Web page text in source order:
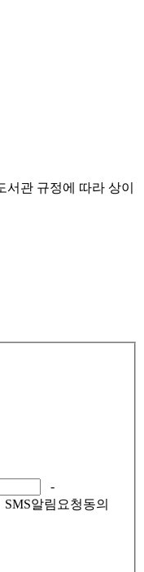
관 규정에 따라 상이
-
SMS알림요청동의